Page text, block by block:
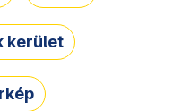
kerület